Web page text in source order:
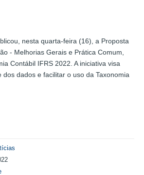
nesta quarta-feira (16), a Proposta
- Melhorias Gerais e Prática Comum,
Contábil IFRS 2022. A iniciativa visa
dados e facilitar o uso da Taxonomia